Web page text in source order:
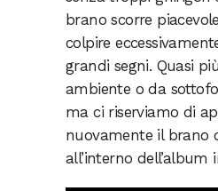
brano scorre
colpire
grandi segni. Quasi
ambiente o da
ma ci riserviamo di
nuovamente il brano
all’interno dell’album